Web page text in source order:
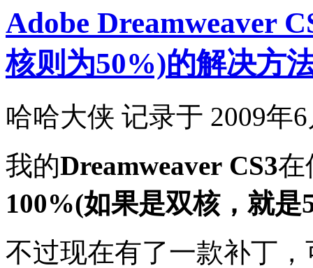
Adobe Dreamweaver
核则为50%)的解决方
哈哈大侠 记录于 2009年
我的Dreamweaver CS3在
100%(如果是双核，就是
不过现在有了一款补丁